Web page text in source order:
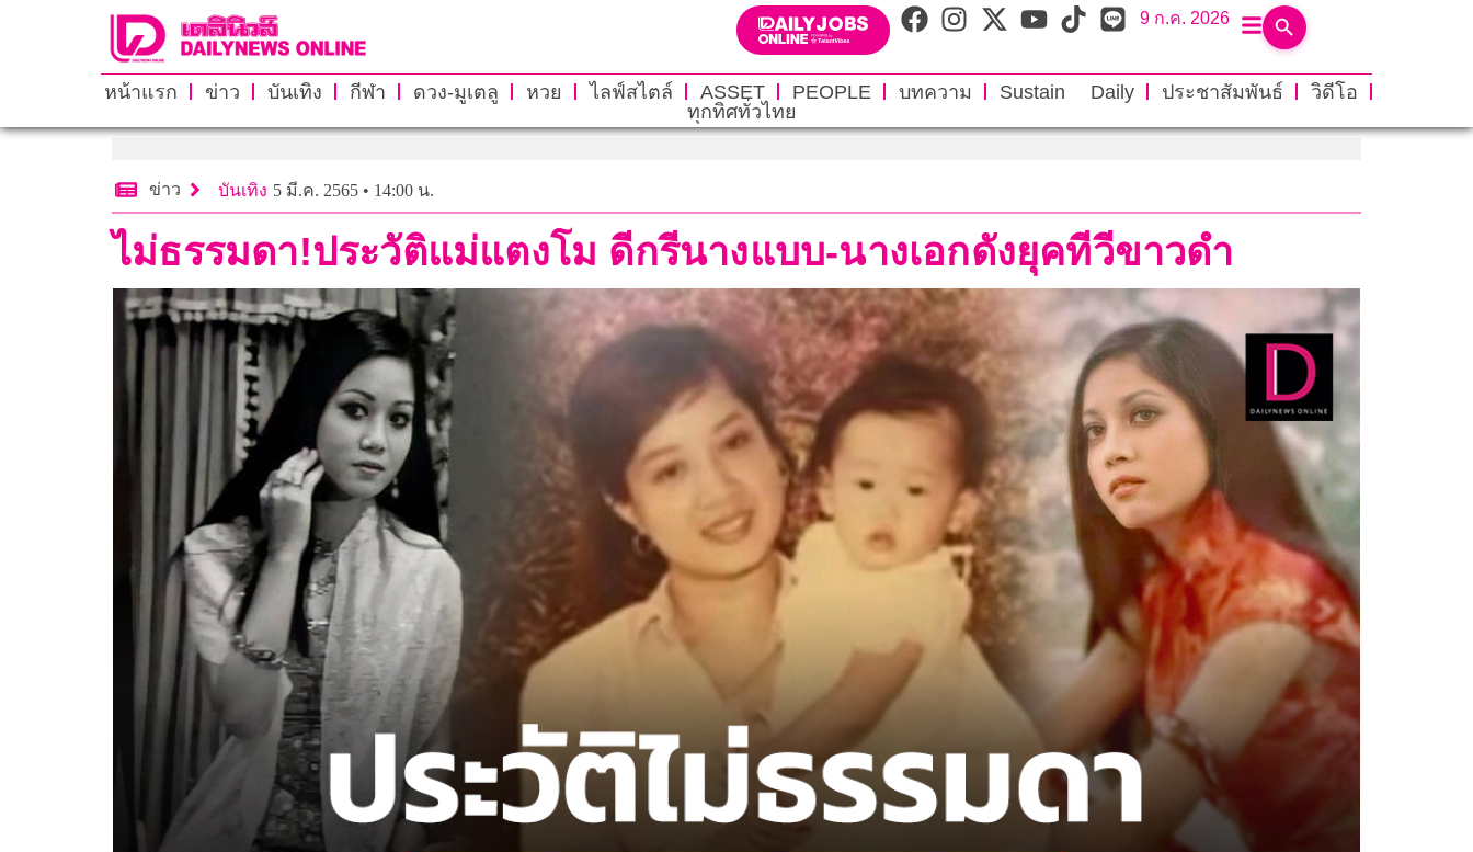
9 ก.ค. 2026
หน้าแรก ข่าว บันเทิง กีฬา ดวง-มูเตลู หวย ไลฟ์สไตล์ ASSET PEOPLE บทความ Sustain Daily ประชาสัมพันธ์
วิดีโอ
ทุกทิศทั่วไทย
ข่าว บันเทิง 5 มี.ค. 2565 • 14:00 น.
ไม่ธรรมดา!ประวัติแม่แตงโม ดีกรีนางแบบ-นางเอกดังยุคทีวีขาวดำ